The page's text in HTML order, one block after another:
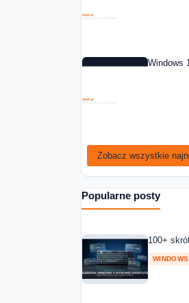
Windows
Zobacz wszystkie
Popularne posty
100+
WINDOWS